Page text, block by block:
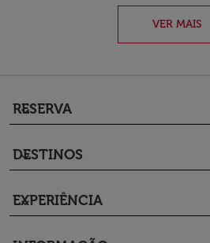
VER MAIS
RESERVA
keyboard_arrow_down
DESTINOS
keyboard_arrow_down
EXPERIÊNCIA
keyboard_arrow_down